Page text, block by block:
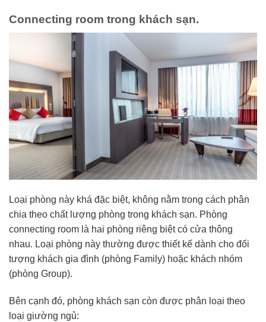
Connecting room trong khách sạn.
Loại phòng này khá đặc biệt, không nằm trong cách phân
chia theo chất lượng phòng trong khách sạn. Phòng
connecting room là hai phòng riêng biệt có cửa thông
nhau. Loại phòng này thường được thiết kế dành cho đối
tượng khách gia đình (phòng Family) hoặc khách nhóm
(phòng Group).
Bên cạnh đó, phòng khách sạn còn được phân loại theo
loại giường ngủ: